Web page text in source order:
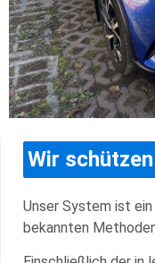
Wir
Unser System ist
bekannten